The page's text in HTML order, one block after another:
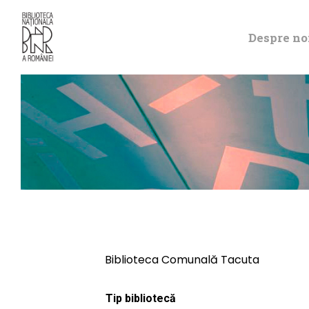
Despre
Biblioteca Comunală Tacuta
Tip bibliotecă